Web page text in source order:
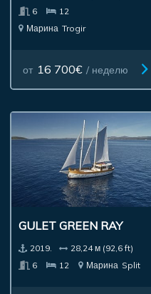
6
12
Марина Trogir
от 16 700€ / неделю
GULET GREEN RAY
2019.
28,24 м (92,6 ft)
6
12 Марина Split